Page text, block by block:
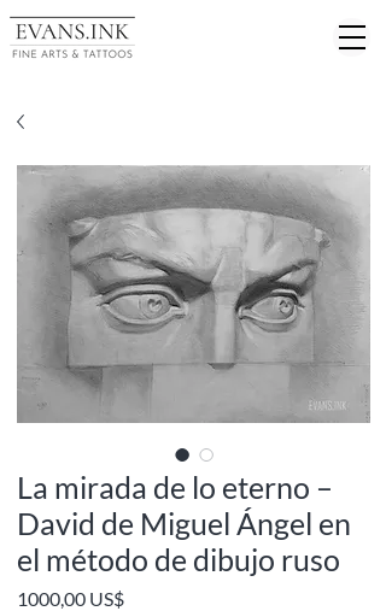
La mirada de lo eterno –
David de Miguel Ángel en
el método de dibujo ruso
1000,00 US$Precio